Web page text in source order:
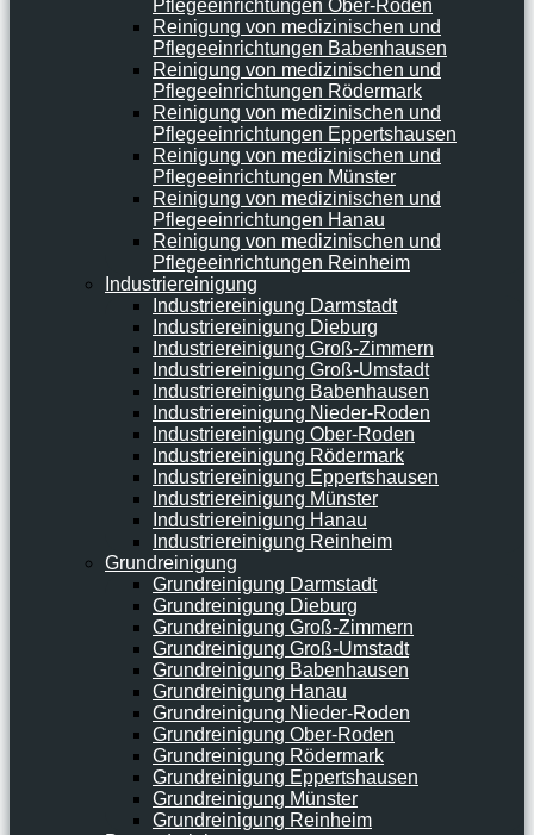
Pflegeeinrichtungen Ober-Roden
Reinigung von medizinischen und
Pflegeeinrichtungen Babenhausen
Reinigung von medizinischen und
Pflegeeinrichtungen Rödermark
Reinigung von medizinischen und
Pflegeeinrichtungen Eppertshausen
Reinigung von medizinischen und
Pflegeeinrichtungen Münster
Reinigung von medizinischen und
Pflegeeinrichtungen Hanau
Reinigung von medizinischen und
Pflegeeinrichtungen Reinheim
Industriereinigung
Industriereinigung Darmstadt
Industriereinigung Dieburg
Industriereinigung Groß-Zimmern
Industriereinigung Groß-Umstadt
Industriereinigung Babenhausen
Industriereinigung Nieder-Roden
Industriereinigung Ober-Roden
Industriereinigung Rödermark
Industriereinigung Eppertshausen
Industriereinigung Münster
Industriereinigung Hanau
Industriereinigung Reinheim
Grundreinigung
Grundreinigung Darmstadt
Grundreinigung Dieburg
Grundreinigung Groß-Zimmern
Grundreinigung Groß-Umstadt
Grundreinigung Babenhausen
Grundreinigung Hanau
Grundreinigung Nieder-Roden
Grundreinigung Ober-Roden
Grundreinigung Rödermark
Grundreinigung Eppertshausen
Grundreinigung Münster
Grundreinigung Reinheim